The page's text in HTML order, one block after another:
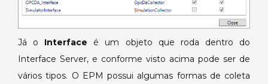
Já o Interface é um objeto que roda dentro do
Interface Server, e conforme visto acima pode ser de
vários tipos. O EPM possui algumas formas de coleta